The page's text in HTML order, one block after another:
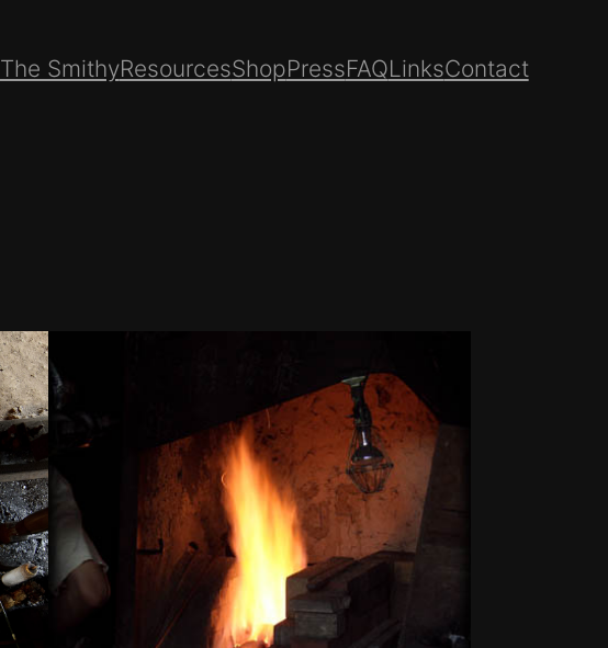
The SmithyResourcesShopPressFAQLinksContact